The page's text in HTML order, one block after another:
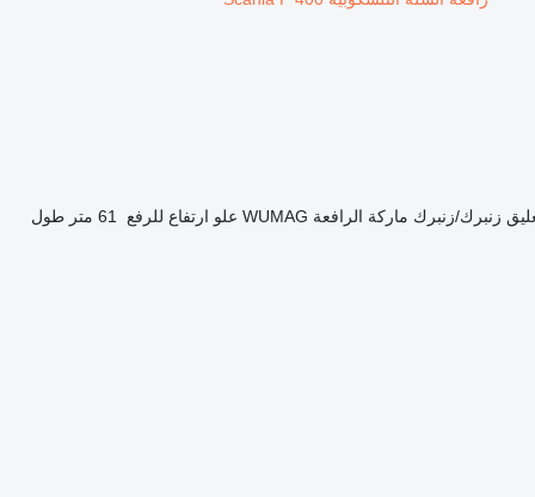
زنبرك/زنبرك ماركة الرافعة WUMAG علو ارتفاع للرفع 61 متر
طول